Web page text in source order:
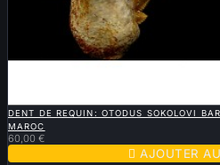
DENT DE REQUIN: OTODUS SOKOLOVI
MAROC
60,00 €
 AJOUTER